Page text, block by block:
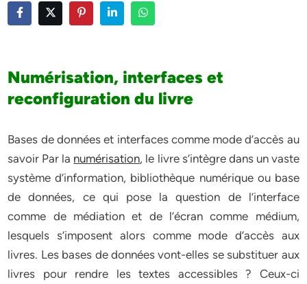
Numérisation, interfaces et
reconfiguration du livre
Bases de données et interfaces comme mode d’accès au
savoir Par la numérisation, le livre s’intègre dans un vaste
système d’information, bibliothèque numérique ou base
de données, ce qui pose la question de l’interface
comme de médiation et de l’écran comme médium,
lesquels s’imposent alors comme mode d’accès aux
livres. Les bases de données vont-elles se substituer aux
livres pour rendre les textes accessibles ? Ceux-ci